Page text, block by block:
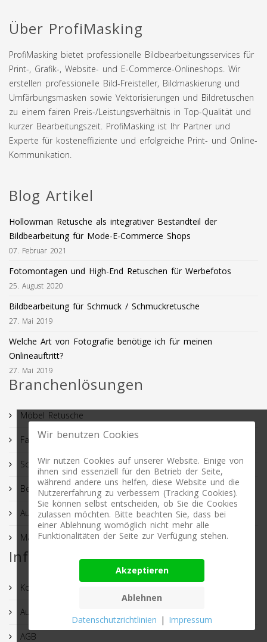
Über ProfiMasking
ProfiMasking bietet professionelle Bildbearbeitungsservices für
Print-, Grafik-, Website- und E-Commerce-Onlineshops. Wir
erstellen professionelle Bild-Freisteller, Bildmaskierung und
Umfärbungsmasken sowie Vektorisierungen und Bildretuschen
zu einem fairen Preis-/Leistungsverhältnis in Top-Qualität und
kurzer Bearbeitungszeit. ProfiMasking ist Ihr Partner und
Experte für kosteneffiziente und erfolgreiche Print- und Online-
Kommunikation.
Blog Artikel
Hollowman Retusche als integrativer Bestandteil der
Bildbearbeitung für Mode-E-Commerce Shops
07. Februar 2021
Fotomontagen und High-End Retuschen für Werbefotos
25. August 2020
Bildbearbeitung für Schmuck / Schmuckretusche
27. Mai 2019
Welche Art von Fotografie benötige ich für meinen
Onlineauftritt?
27. Mai 2019
Branchenlösungen
Möbel Retusche
Fashion Retusche
Schmuck Retusche
Beautyretusche
Auto Retusche
Malen nach Zahlen Motive
Informationen
Kontakt
Auftragsprozess
AGB
Wir benutzen Cookies
Wir nutzen Cookies auf unserer Website. Einige von
ihnen sind essenziell für den Betrieb der Seite,
während andere uns helfen, diese Website und die
Nutzererfahrung zu verbessern (Tracking Cookies).
Sie können selbst entscheiden, ob Sie die Cookies
zulassen möchten. Bitte beachten Sie, dass bei
einer Ablehnung womöglich nicht mehr alle
Funktionalitäten der Seite zur Verfügung stehen.
Akzeptieren
Ablehnen
Datenschutzrichtlinien | Impressum